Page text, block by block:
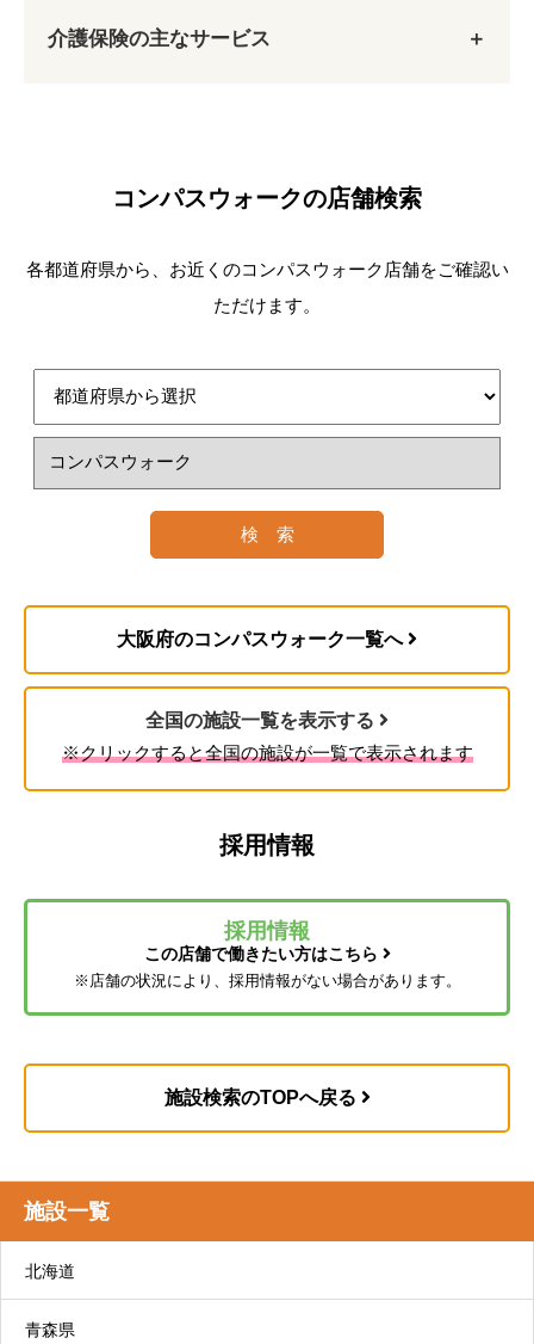
とができるよう支援し、以下の目的で使用される
精神的負担の軽減
リハビリデイサービス
リハビリの専門職である理学療法士を中心とした
相談員などの専門家のサポートのもとリハビリ、
機能訓練を受けることができる。
けたときに介護サービスを受けることができま
第2号被保険者
40歳以上65歳未満の医療保険に加入している方
（要支援）認定を受けたときに介護サービスを受
けることができます。
骨折を伴う骨粗鬆症
進行性核上性麻痺、大脳皮質基底核変性症およ
びパーキンソン病
脊柱管狭窄症
早老症
多系統萎縮症
糖尿病性神経障害、糖尿病性腎症および糖尿病
慢性閉塞性肺疾患
両側の膝関節または股関節に著しい変形を伴う
変形性関節症
2. 認定調査・主治医意見書
3. 審査・判定
介護保険の主なサービス
訪問介護
つ、食事などの介護や調理、洗濯、掃除等の家事
を行うサービスです。
ご自宅で療養生活が送れるよう、看護師が医師の
指示のもと、健康チェック、療養上の世話などを
福祉用具貸与
日常生活や介護に役立つ福祉用具（車いす、ベッ
通所介護（デイサービス）
上するための機能訓練、口腔機能向上サービスな
どを日帰りで提供します。
リハビリデイサービス コンパスウォークはこ
ちら
ら
コンパスウォークの店舗検索
各都道府県から、お近くのコンパスウォーク店舗をご確認い
ただけます。
大阪府のコンパスウォーク一覧へ
全国の施設一覧を表示する
※クリックすると全国の施設が一覧で表示されます
採用情報
採用情報
この店舗で働きたい方はこちら
※店舗の状況により、採用情報がない場合があります。
施設検索のTOPへ戻る
施設一覧
北海道
青森県